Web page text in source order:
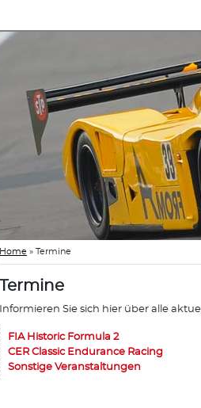
Home » Termine
Termine
Informieren Sie sich hier über alle
FIA Historic Formula 2
CER Classic Endurance Racing
Sonstige Veranstaltungen